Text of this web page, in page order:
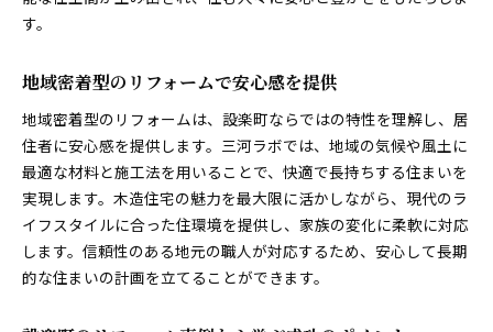
リフォームを通じて得られる新しい暮らしの価値
三河ラボが掲げるリフォームのビジョン
未来志向のリフォームがもたらす持続可能な価値
す。
地域密着型のリフォームで安心感を提供
地域密着型のリフォームは、設楽町ならではの特性を理解し、居
住者に安心感を提供します。三河ラボでは、地域の気候や風土に
最適な材料と施工法を用いることで、快適で長持ちする住まいを
実現します。木造住宅の魅力を最大限に活かしながら、現代のラ
イフスタイルに合った住環境を提供し、家族の変化に柔軟に対応
します。信頼性のある地元の職人が対応するため、安心して長期
的な住まいの計画を立てることができます。